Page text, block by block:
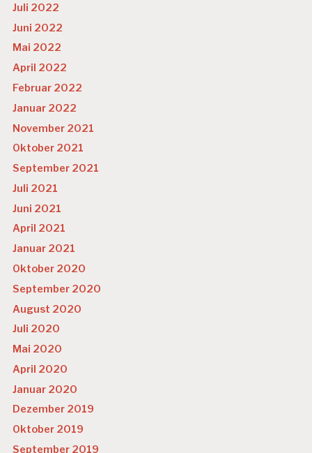
Juli 2022
Juni 2022
Mai 2022
April 2022
Februar 2022
Januar 2022
November 2021
Oktober 2021
September 2021
Juli 2021
Juni 2021
April 2021
Januar 2021
Oktober 2020
September 2020
August 2020
Juli 2020
Mai 2020
April 2020
Januar 2020
Dezember 2019
Oktober 2019
September 2019